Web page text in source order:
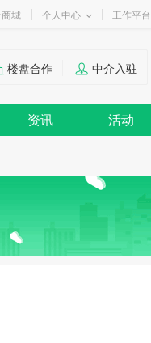
城 个人中心 工作平台
楼盘合作 中介入驻
资讯 活动